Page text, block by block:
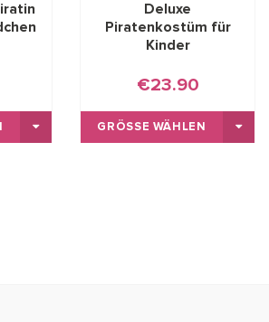
Deluxe
Piratenkostüm für
Kinder
€23.90
GRÖSSE WÄHLEN